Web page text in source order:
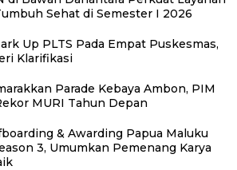
Sehat di Semester I 2026
Up PLTS Pada Empat Puskesmas,
Klarifikasi
Parade Kebaya Ambon, PIM
MURI Tahun Depan
& Awarding Papua Maluku
3, Umumkan Pemenang Karya